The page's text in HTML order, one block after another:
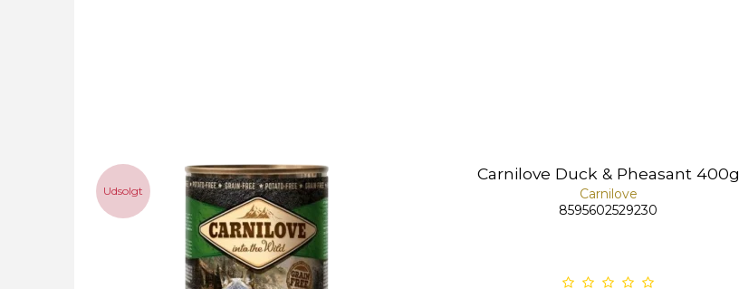
Udsolgt
Carnilove Duck & Pheasant 400g
Carnilove
8595602529230